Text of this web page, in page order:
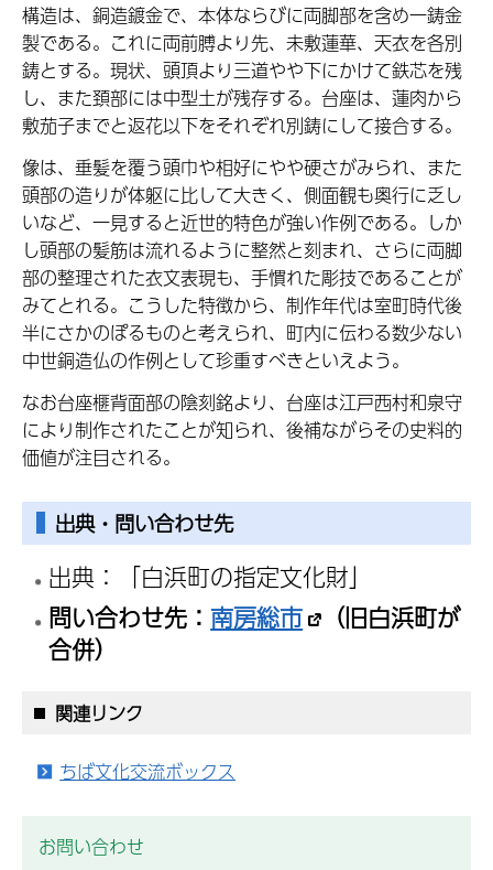
構造は、銅造鍍金で、本体ならびに両脚部を含め一鋳金
製である。これに両前膊より先、未敷蓮華、天衣を各別
鋳とする。現状、頭頂より三道やや下にかけて鉄芯を残
し、また頚部には中型土が残存する。台座は、蓮肉から
敷茄子までと返花以下をそれぞれ別鋳にして接合する。
像は、垂髪を覆う頭巾や相好にやや硬さがみられ、また
頭部の造りが体躯に比して大きく、側面観も奥行に乏し
いなど、一見すると近世的特色が強い作例である。しか
し頭部の髪筋は流れるように整然と刻まれ、さらに両脚
部の整理された衣文表現も、手慣れた彫技であることが
みてとれる。こうした特徴から、制作年代は室町時代後
半にさかのぽるものと考えられ、町内に伝わる数少ない
中世銅造仏の作例として珍重すべきといえよう。
なお台座榧背面部の陰刻銘より、台座は江戸西村和泉守
により制作されたことが知られ、後補ながらその史料的
価値が注目される。
出典・問い合わせ先
出典：「白浜町の指定文化財」
問い合わせ先：南房総市
（旧白浜町が
合併）
関連リンク
ちば文化交流ボックス
お問い合わせ